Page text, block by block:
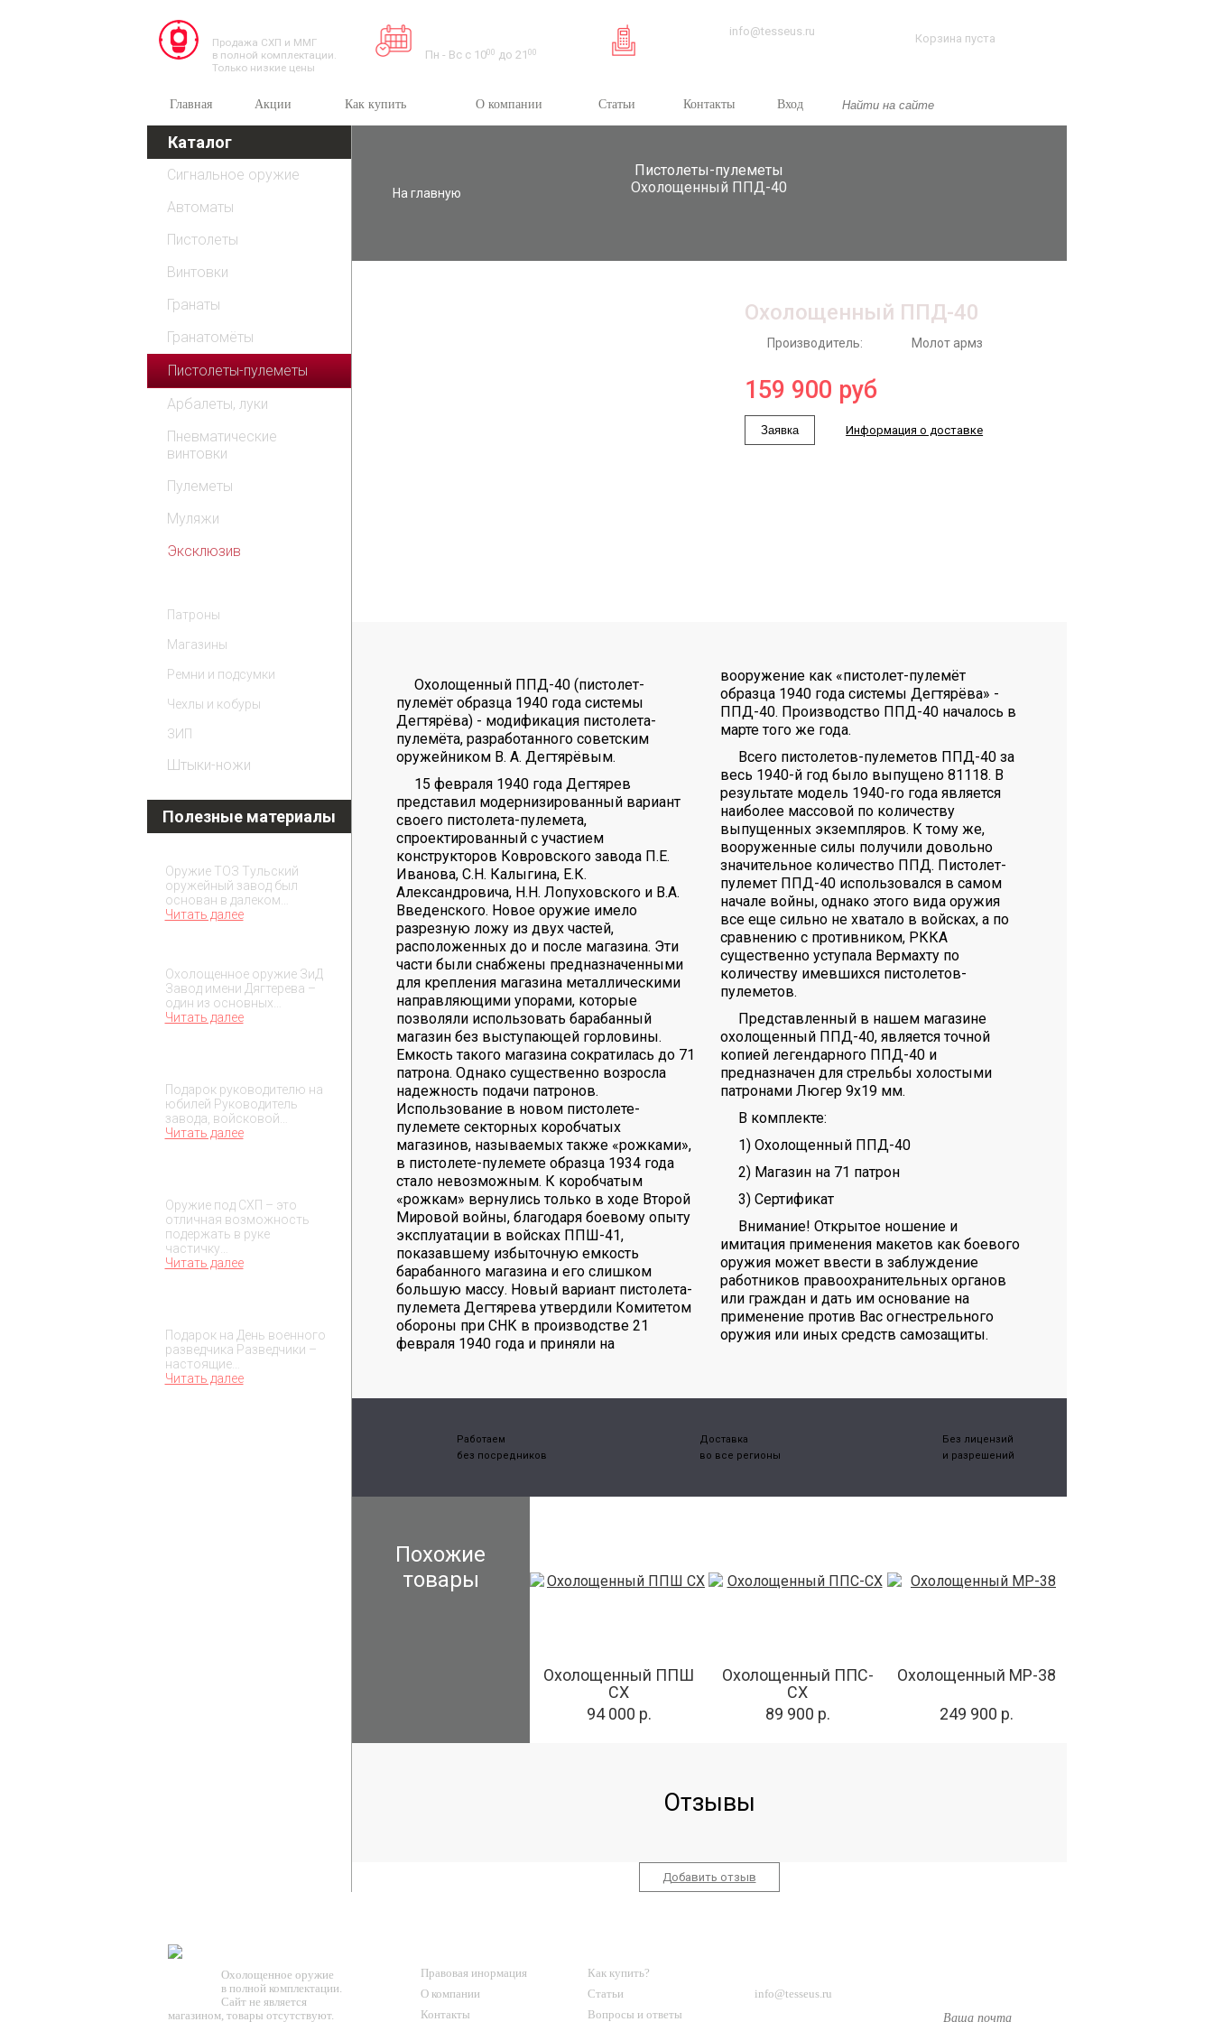
Продажа СХП и ММГ
в полной комплектации.
Только низкие цены
Пн - Вс с 1000 до 21 00
info@tesseus.ru
Корзина пуста
Главная Акции Как купить О компании Статьи Контакты Вход
Пистолеты-пулеметы
Охолощенный ППД-40
На главную
Охолощенный ППД-40
Производитель: Молот армз
159 900 руб
Заявка Информация о доставке
Охолощенный ППД-40 (пистолет-
пулемёт образца 1940 года системы
Дегтярёва) - модификация пистолета-
пулемёта, разработанного советским
оружейником В. А. Дегтярёвым.
15 февраля 1940 года Дегтярев
представил модернизированный вариант
своего пистолета-пулемета,
спроектированный с участием
конструкторов Ковровского завода П.Е.
Иванова, С.Н. Калыгина, Е.К.
Александровича, Н.Н. Лопуховского и В.А.
Введенского. Новое оружие имело
разрезную ложу из двух частей,
расположенных до и после магазина. Эти
части были снабжены предназначенными
для крепления магазина металлическими
направляющими упорами, которые
позволяли использовать барабанный
магазин без выступающей горловины.
Емкость такого магазина сократилась до 71
патрона. Однако существенно возросла
надежность подачи патронов.
Использование в новом пистолете-
пулемете секторных коробчатых
магазинов, называемых также «рожками»,
в пистолете-пулемете образца 1934 года
стало невозможным. К коробчатым
«рожкам» вернулись только в ходе Второй
Мировой войны, благодаря боевому опыту
эксплуатации в войсках ППШ-41,
показавшему избыточную емкость
барабанного магазина и его слишком
большую массу. Новый вариант пистолета-
пулемета Дегтярева утвердили Комитетом
обороны при СНК в производстве 21
февраля 1940 года и приняли на
вооружение как «пистолет-пулемёт
образца 1940 года системы Дегтярёва» -
ППД-40. Производство ППД-40 началось в
марте того же года.
Всего пистолетов-пулеметов ППД-40 за
весь 1940-й год было выпущено 81118. В
результате модель 1940-го года является
наиболее массовой по количеству
выпущенных экземпляров. К тому же,
вооруженные силы получили довольно
значительное количество ППД. Пистолет-
пулемет ППД-40 использовался в самом
начале войны, однако этого вида оружия
все еще сильно не хватало в войсках, а по
сравнению с противником, РККА
существенно уступала Вермахту по
количеству имевшихся пистолетов-
пулеметов.
Представленный в нашем магазине
охолощенный ППД-40, является точной
копией легендарного ППД-40 и
предназначен для стрельбы холостыми
патронами Люгер 9х19 мм.
В комплекте:
1) Охолощенный ППД-40
2) Магазин на 71 патрон
3) Сертификат
Внимание! Открытое ношение и
имитация применения макетов как боевого
оружия может ввести в заблуждение
работников правоохранительных органов
или граждан и дать им основание на
применение против Вас огнестрельного
оружия или иных средств самозащиты.
Работаем
без посредников
Доставка
во все регионы
Без лицензий
и разрешений
Похожие
товары
Охолощенный ППШ
СХ
94 000 р.
Охолощенный ППС-
СХ
89 900 р.
Охолощенный МР-38
249 900 р.
Отзывы
Добавить отзыв
Каталог
Сигнальное оружие
Автоматы
Пистолеты
Винтовки
Гранаты
Гранатомёты
Пистолеты-пулеметы
Арбалеты, луки
Пневматические
винтовки
Пулеметы
Муляжи
Эксклюзив
Патроны
Магазины
Ремни и подсумки
Чехлы и кобуры
ЗИП
Штыки-ножи
Полезные материалы
Оружие ТОЗ Тульский
оружейный завод был
основан в далеком…
Читать далее
Охолощенное оружие ЗиД
Завод имени Дягтерева –
один из основных…
Читать далее
Подарок руководителю на
юбилей Руководитель
завода, войсковой…
Читать далее
Оружие под СХП – это
отличная возможность
подержать в руке
частичку…
Читать далее
Подарок на День военного
разведчика Разведчики –
настоящие…
Читать далее
Охолощенное оружие
в полной комплектации.
Сайт не является
магазином, товары отсутствуют.
Правовая инормация
О компании
Контакты
Как купить?
Статьи
Вопросы и ответы
info@tesseus.ru